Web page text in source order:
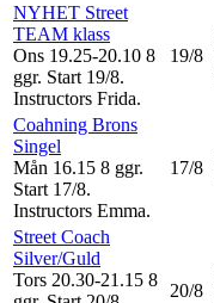
NYHET Street
TEAM klass
Ons 19.25-20.10 8
ggr. Start 19/8.
Instructors Frida.
19/8
Coahning Brons
Singel
Mån 16.15 8 ggr.
Start 17/8.
Instructors Emma.
17/8
Street Coach
Silver/Guld
Tors 20.30-21.15 8
20/8